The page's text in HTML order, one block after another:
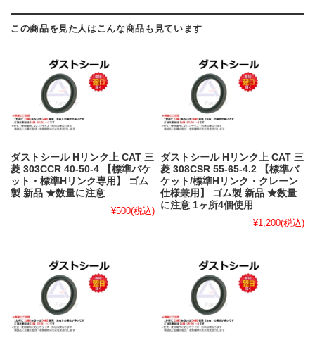
この商品を見た人はこんな商品も見ています
ダストシール Hリンク上 CAT 三
菱 303CCR 40-50-4 【標準バケ
ット・標準Hリンク専用】 ゴム
製 新品 ★数量に注意
¥500(税込)
ダストシール Hリンク上 CAT 三
菱 308CSR 55-65-4.2 【標準バ
ケット/標準Hリンク・クレーン
仕様兼用】 ゴム製 新品 ★数量
に注意 1ヶ所4個使用
¥1,200(税込)